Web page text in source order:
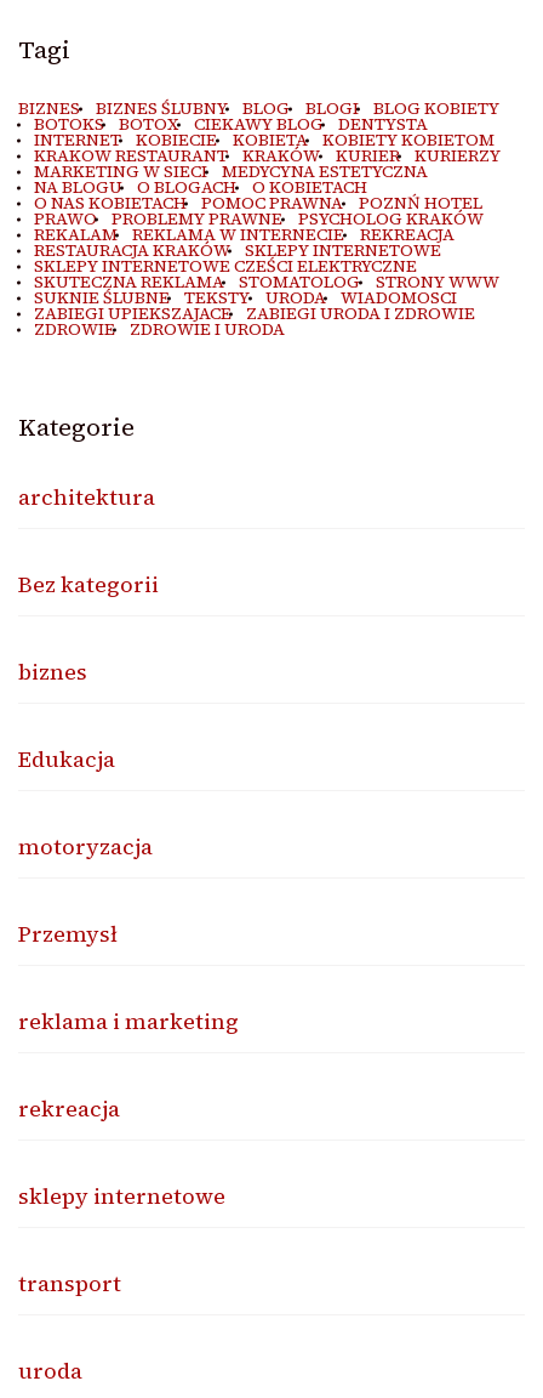
Tagi
BIZNES BIZNES ŚLUBNY BLOG BLOGI BLOG KOBIETY
BOTOKS BOTOX CIEKAWY BLOG DENTYSTA
INTERNET KOBIECIE KOBIETA KOBIETY KOBIETOM
KRAKOW RESTAURANT KRAKÓW KURIER KURIERZY
MARKETING W SIECI MEDYCYNA ESTETYCZNA
NA BLOGU O BLOGACH O KOBIETACH
O NAS KOBIETACH POMOC PRAWNA POZNŃ HOTEL
PRAWO PROBLEMY PRAWNE PSYCHOLOG KRAKÓW
REKALAM REKLAMA W INTERNECIE REKREACJA
RESTAURACJA KRAKÓW SKLEPY INTERNETOWE
SKLEPY INTERNETOWE CZEŚCI ELEKTRYCZNE
SKUTECZNA REKLAMA STOMATOLOG STRONY WWW
SUKNIE ŚLUBNE TEKSTY URODA WIADOMOSCI
ZABIEGI UPIEKSZAJACE ZABIEGI URODA I ZDROWIE
ZDROWIE ZDROWIE I URODA
Kategorie
architektura
Bez kategorii
biznes
Edukacja
motoryzacja
Przemysł
reklama i marketing
rekreacja
sklepy internetowe
transport
uroda